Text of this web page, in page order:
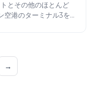
とその他のほとんど
空港のターミナル3を
→